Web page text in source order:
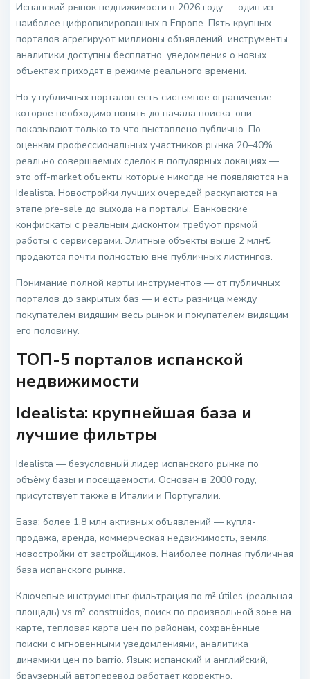
Испанский рынок недвижимости в 2026 году — один из
наиболее цифровизированных в Европе. Пять крупных
порталов агрегируют миллионы объявлений, инструменты
аналитики доступны бесплатно, уведомления о новых
объектах приходят в режиме реального времени.
Но у публичных порталов есть системное ограничение
которое необходимо понять до начала поиска: они
показывают только то что выставлено публично. По
оценкам профессиональных участников рынка 20–40%
реально совершаемых сделок в популярных локациях —
это off-market объекты которые никогда не появляются на
Idealista. Новостройки лучших очередей раскупаются на
этапе pre-sale до выхода на порталы. Банковские
конфискаты с реальным дисконтом требуют прямой
работы с сервисерами. Элитные объекты выше 2 млн€
продаются почти полностью вне публичных листингов.
Понимание полной карты инструментов — от публичных
порталов до закрытых баз — и есть разница между
покупателем видящим весь рынок и покупателем видящим
его половину.
ТОП-5 порталов испанской
недвижимости
Idealista: крупнейшая база и
лучшие фильтры
Idealista — безусловный лидер испанского рынка по
объёму базы и посещаемости. Основан в 2000 году,
присутствует также в Италии и Португалии.
База: более 1,8 млн активных объявлений — купля-
продажа, аренда, коммерческая недвижимость, земля,
новостройки от застройщиков. Наиболее полная публичная
база испанского рынка.
Ключевые инструменты: фильтрация по m² útiles (реальная
площадь) vs m² construidos, поиск по произвольной зоне на
карте, тепловая карта цен по районам, сохранённые
поиски с мгновенными уведомлениями, аналитика
динамики цен по barrio. Язык: испанский и английский,
браузерный автоперевод работает корректно.